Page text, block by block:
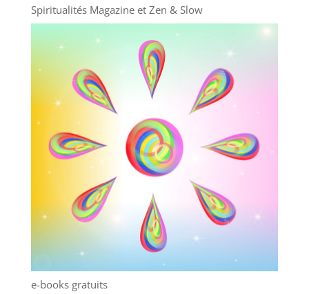
Spiritualités Magazine et Zen & Slow
e-books gratuits